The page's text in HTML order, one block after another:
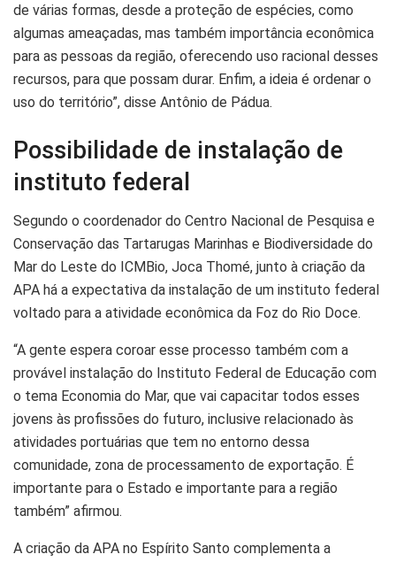
de várias formas, desde a proteção de espécies, como
algumas ameaçadas, mas também importância econômica
para as pessoas da região, oferecendo uso racional desses
recursos, para que possam durar. Enfim, a ideia é ordenar o
uso do território”, disse Antônio de Pádua.
Possibilidade de instalação de
instituto federal
Segundo o coordenador do Centro Nacional de Pesquisa e
Conservação das Tartarugas Marinhas e Biodiversidade do
Mar do Leste do ICMBio, Joca Thomé, junto à criação da
APA há a expectativa da instalação de um instituto federal
voltado para a atividade econômica da Foz do Rio Doce.
“A gente espera coroar esse processo também com a
provável instalação do Instituto Federal de Educação com
o tema Economia do Mar, que vai capacitar todos esses
jovens às profissões do futuro, inclusive relacionado às
atividades portuárias que tem no entorno dessa
comunidade, zona de processamento de exportação. É
importante para o Estado e importante para a região
também” afirmou.
A criação da APA no Espírito Santo complementa a